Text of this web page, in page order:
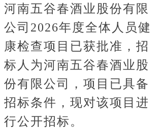
河南五谷春酒业股份有限
公司2026年度全体人员健
康检查项目已获批准，招
标人为河南五谷春酒业股
份有限公司，项目已具备
招标条件，现对该项目进
行公开招标。